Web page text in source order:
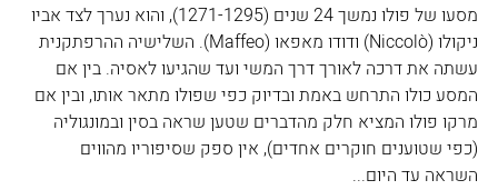
מסעו של פולו נמשך 24 שנים (1271-1295), והוא נערך לצד אביו
ניקולו (Niccolò) ודודו מאפאו (Maffeo). השלישיה ההרפתקנית
עשתה את דרכה לאורך דרך המשי ועד שהגיעו לאסיה. בין אם
המסע כולו התרחש באמת ובדיוק כפי שפולו מתאר אותו, ובין אם
מרקו פולו המציא חלק מהדברים שטען שראה בסין ובמונגוליה
(כפי שטוענים חוקרים אחדים), אין ספק שסיפוריו מהווים
השראה עד היום...